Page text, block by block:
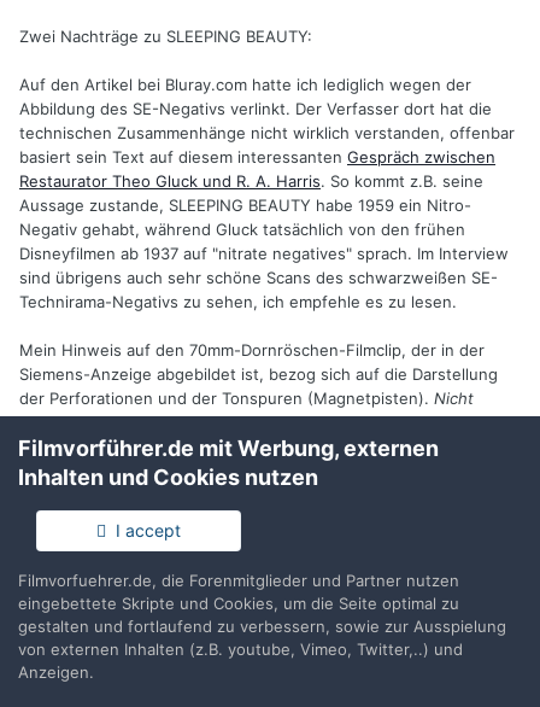
Zwei Nachträge zu SLEEPING BEAUTY:
Auf den Artikel bei Bluray.com hatte ich lediglich wegen der
Abbildung des SE-Negativs verlinkt. Der Verfasser dort hat die
technischen Zusammenhänge nicht wirklich verstanden, offenbar
basiert sein Text auf diesem interessanten Gespräch zwischen
Restaurator Theo Gluck und R. A. Harris. So kommt z.B. seine
Aussage zustande, SLEEPING BEAUTY habe 1959 ein Nitro-
Negativ gehabt, während Gluck tatsächlich von den frühen
Disneyfilmen ab 1937 auf "nitrate negatives" sprach. Im Interview
sind übrigens auch sehr schöne Scans des schwarzweißen SE-
Technirama-Negativs zu sehen, ich empfehle es zu lesen.
Mein Hinweis auf den 70mm-Dornröschen-Filmclip, der in der
Siemens-Anzeige abgebildet ist, bezog sich auf die Darstellung
der Perforationen und der Tonspuren (Magnetpisten). Nicht
hingegen auf dasBildseitenverhältnis! Wer das bemängelt, dem
kann ich den Hinweis nicht ersparen, daß auch ein kaschierte
(neudeutsch: "geletterboxte") Kopie eine sphärische
Bearbeitet 7. Juli 2024 von magentacine
1
Filmvorführer.de mit Werbung, externen
Inhalten und Cookies nutzen
I accept
Filmvorfuehrer.de, die Forenmitglieder und Partner nutzen
eingebettete Skripte und Cookies, um die Seite optimal zu
gestalten und fortlaufend zu verbessern, sowie zur Ausspielung
von externen Inhalten (z.B. youtube, Vimeo, Twitter,..) und
Anzeigen.